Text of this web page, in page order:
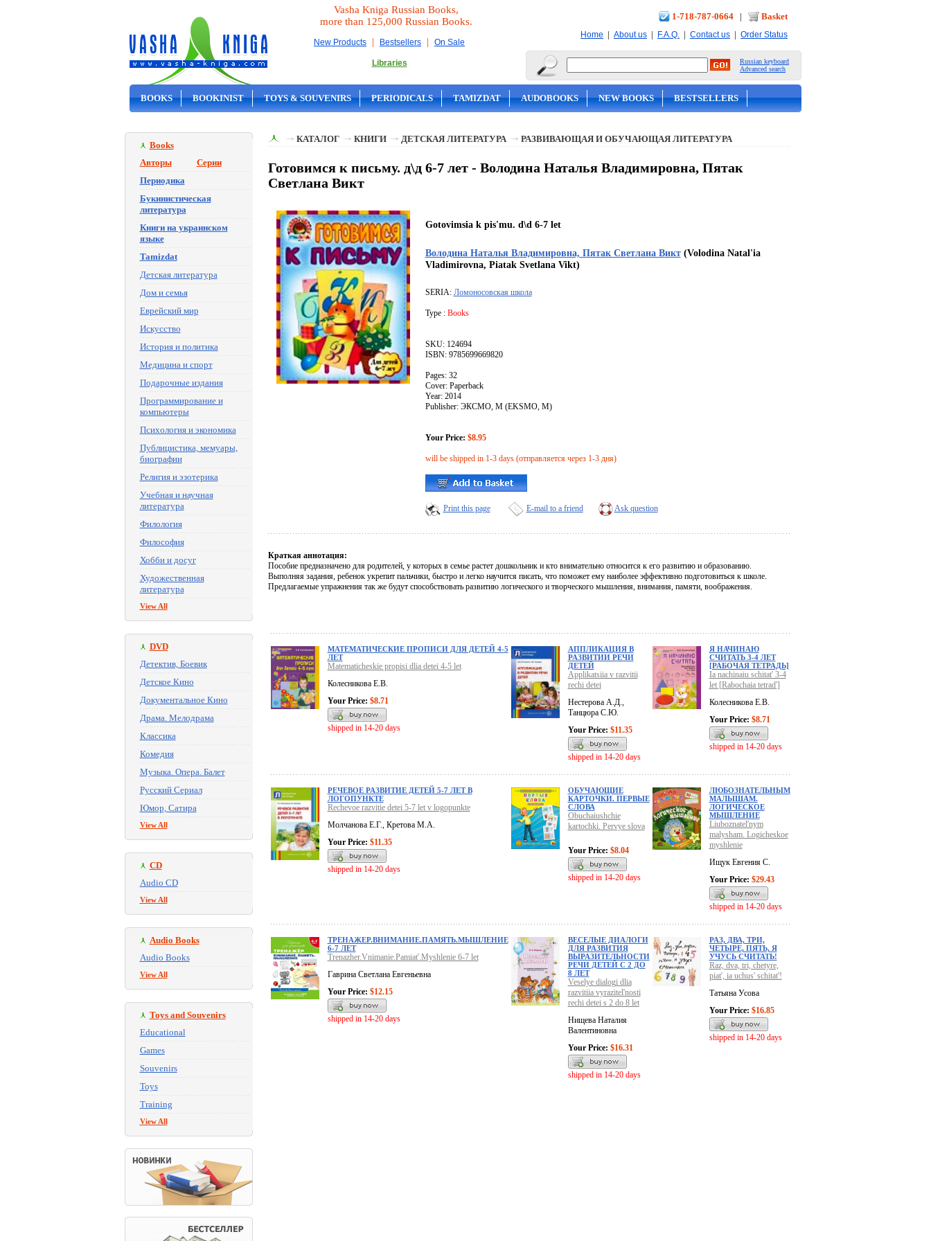
Vasha Kniga Russian Books,
more than 125,000 Russian Books.
New Products | Bestsellers | On Sale
Libraries
1-718-787-0664 | Basket
Home | About us | F.A.Q. | Contact us | Order Status
Russian keyboard
Advanced search
BOOKS BOOKINIST TOYS & SOUVENIRS PERIODICALS TAMIZDAT AUDOBOOKS NEW BOOKS BESTSELLERS
Books
Авторы
Серии
Периодика
Букинистическая
литература
Книги на украинском
языке
Tamizdat
Детская литература
Дом и семья
Еврейский мир
Искусство
История и политика
Медицина и спорт
Подарочные издания
Программирование и
компьютеры
Психология и экономика
Публицистика, мемуары,
биографии
Религия и эзотерика
Учебная и научная
литература
Филология
Философия
Хобби и досуг
Художественная
литература
View All
DVD
Детектив, Боевик
Детское Кино
Документальное Кино
Драма. Мелодрама
Классика
Комедия
Музыка. Опера. Балет
Русский Сериал
Юмор, Сатира
View All
CD
Audio CD
View All
Audio Books
Audio Books
View All
Toys and Souvenirs
Educational
Games
Souvenirs
Toys
Training
View All
КАТАЛОГ КНИГИ ДЕТСКАЯ ЛИТЕРАТУРА РАЗВИВАЮЩАЯ И ОБУЧАЮЩАЯ ЛИТЕРАТУРА
Готовимся к письму. д\д 6-7 лет - Володина Наталья Владимировна, Пятак
Светлана Викт
Gotovimsia k pis'mu. d\d 6-7 let
Володина Наталья Владимировна, Пятак Светлана Викт(Volodina Natal'ia
Vladimirovna, Piatak Svetlana Vikt)
SERIA: Ломоносовская школа
Type : Books
SKU: 124694
ISBN: 9785699669820
Pages: 32
Cover: Paperback
Year: 2014
Publisher: ЭКСМО, М (EKSMO, M)
Your Price: $8.95
will be shipped in 1-3 days (отправляется через 1-3 дня)
Print this page E-mail to a friend Ask question
Краткая аннотация:
Пособие предназначено для родителей, у которых в семье растет дошкольник и кто внимательно относится к его развитию и образованию.
Выполняя задания, ребенок укрепит пальчики, быстро и легко научится писать, что поможет ему наиболее эффективно подготовиться к школе.
Предлагаемые упражнения так же будут способствовать развитию логического и творческого мышления, внимания, памяти, воображения.
МАТЕМАТИЧЕСКИЕ ПРОПИСИ ДЛЯ ДЕТЕЙ 4-5
ЛЕТ
Matematicheskie propisi dlia detei 4-5 let
Колесникова Е.В.
Your Price: $8.71
shipped in 14-20 days
АППЛИКАЦИЯ В
РАЗВИТИИ РЕЧИ
ДЕТЕЙ
Applikatsiia v razvitii
rechi detei
Нестерова А.Д.,
Танцюра С.Ю.
Your Price: $11.35
shipped in 14-20 days
Я НАЧИНАЮ
СЧИТАТЬ 3-4 ЛЕТ
[РАБОЧАЯ ТЕТРАДЬ]
Ia nachinaiu schitat' 3-4
let [Rabochaia tetrad']
Колесникова Е.В.
Your Price: $8.71
shipped in 14-20 days
РЕЧЕВОЕ РАЗВИТИЕ ДЕТЕЙ 5-7 ЛЕТ В
ЛОГОПУНКТЕ
Rechevoe razvitie detei 5-7 let v logopunkte
Молчанова Е.Г., Кретова М.А.
Your Price: $11.35
shipped in 14-20 days
ОБУЧАЮЩИЕ
КАРТОЧКИ. ПЕРВЫЕ
СЛОВА
Obuchaiushchie
kartochki. Pervye slova
Your Price: $8.04
shipped in 14-20 days
ЛЮБОЗНАТЕЛЬНЫМ
МАЛЫШАМ.
ЛОГИЧЕСКОЕ
МЫШЛЕНИЕ
Liuboznatel'nym
malysham. Logicheskoe
myshlenie
Ищук Евгения С.
Your Price: $29.43
shipped in 14-20 days
ТРЕНАЖЕР.ВНИМАНИЕ.ПАМЯТЬ.МЫШЛЕНИЕ
6-7 ЛЕТ
Trenazher.Vnimanie.Pamiat'.Myshlenie 6-7 let
Гаврина Светлана Евгеньевна
Your Price: $12.15
shipped in 14-20 days
ВЕСЕЛЫЕ ДИАЛОГИ
ДЛЯ РАЗВИТИЯ
ВЫРАЗИТЕЛЬНОСТИ
РЕЧИ ДЕТЕЙ С 2 ДО
8 ЛЕТ
Veselye dialogi dlia
razvitiia vyrazitel'nosti
rechi detei s 2 do 8 let
Нищева Наталия
Валентиновна
Your Price: $16.31
shipped in 14-20 days
РАЗ, ДВА, ТРИ,
ЧЕТЫРЕ, ПЯТЬ, Я
УЧУСЬ СЧИТАТЬ!
Raz, dva, tri, chetyre,
piat', ia uchus' schitat'!
Татьяна Усова
Your Price: $16.85
shipped in 14-20 days